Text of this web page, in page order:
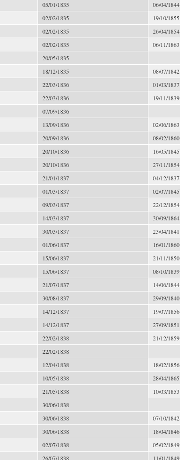
05/01/1835
06/04/1844
02/02/1835
19/10/1855
02/02/1835
26/04/1854
02/02/1835
06/11/1863
20/05/1835
18/12/1835
08/07/1842
22/03/1836
01/03/1837
22/03/1836
19/11/1839
07/09/1836
13/09/1836
02/06/1863
20/09/1836
08/02/1860
20/10/1836
16/05/1845
20/10/1836
27/11/1854
21/01/1837
04/12/1837
01/03/1837
02/07/1845
09/03/1837
22/12/1854
14/03/1837
30/09/1864
30/03/1837
23/04/1841
01/06/1837
16/01/1860
15/06/1837
21/11/1850
15/06/1837
08/10/1839
21/07/1837
14/06/1844
30/08/1837
29/09/1840
14/12/1837
19/07/1856
14/12/1837
27/09/1851
22/02/1838
21/12/1859
22/02/1838
12/04/1838
18/02/1856
10/05/1838
28/04/1865
21/05/1838
10/03/1853
30/06/1838
30/06/1838
07/10/1842
30/06/1838
18/04/1846
02/07/1838
05/02/1849
26/07/1838 11/01/1849